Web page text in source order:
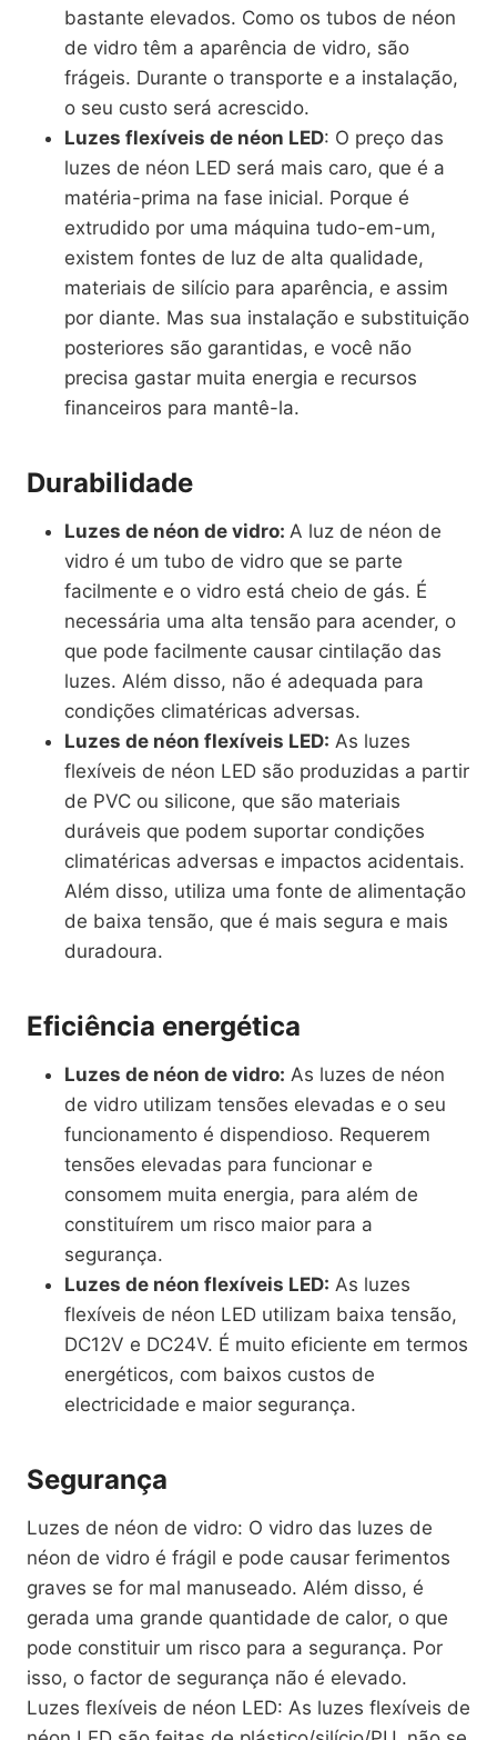
bastante elevados. Como os tubos de néon
de vidro têm a aparência de vidro, são
frágeis. Durante o transporte e a instalação,
o seu custo será acrescido.
Luzes flexíveis de néon LED: O preço das
luzes de néon LED será mais caro, que é a
matéria-prima na fase inicial. Porque é
extrudido por uma máquina tudo-em-um,
existem fontes de luz de alta qualidade,
materiais de silício para aparência, e assim
por diante. Mas sua instalação e substituição
posteriores são garantidas, e você não
precisa gastar muita energia e recursos
financeiros para mantê-la.
Durabilidade
Luzes de néon de vidro: A luz de néon de
vidro é um tubo de vidro que se parte
facilmente e o vidro está cheio de gás. É
necessária uma alta tensão para acender, o
que pode facilmente causar cintilação das
luzes. Além disso, não é adequada para
condições climatéricas adversas.
Luzes de néon flexíveis LED: As luzes
flexíveis de néon LED são produzidas a partir
de PVC ou silicone, que são materiais
duráveis que podem suportar condições
climatéricas adversas e impactos acidentais.
Além disso, utiliza uma fonte de alimentação
de baixa tensão, que é mais segura e mais
duradoura.
Eficiência energética
Luzes de néon de vidro: As luzes de néon
de vidro utilizam tensões elevadas e o seu
funcionamento é dispendioso. Requerem
tensões elevadas para funcionar e
consomem muita energia, para além de
constituírem um risco maior para a
segurança.
Luzes de néon flexíveis LED: As luzes
flexíveis de néon LED utilizam baixa tensão,
DC12V e DC24V. É muito eficiente em termos
energéticos, com baixos custos de
electricidade e maior segurança.
Segurança
Luzes de néon de vidro: O vidro das luzes de
néon de vidro é frágil e pode causar ferimentos
graves se for mal manuseado. Além disso, é
gerada uma grande quantidade de calor, o que
pode constituir um risco para a segurança. Por
isso, o factor de segurança não é elevado.
Luzes flexíveis de néon LED: As luzes flexíveis de